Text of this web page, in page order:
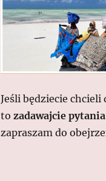
Jeśli będziecie
to zadawajcie
zapraszam do